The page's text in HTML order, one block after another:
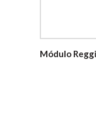
Módulo